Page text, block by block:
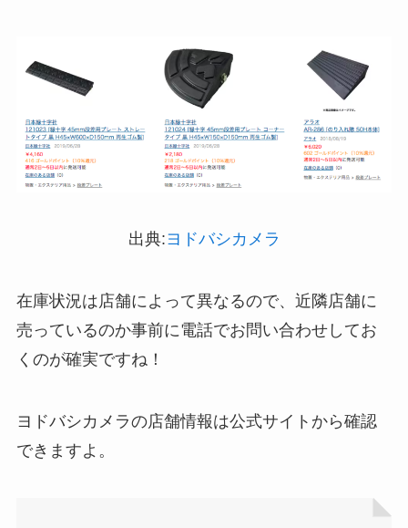
マウンテンデューはどこに売ってる？自販機やコ
ガツンと杏仁豆腐はどこに売ってる？販売終了で
インソールはどこに売ってる？100均やドラッグス
トアで買える！
LANケーブルはどこで買える？ドンキや100均に売
ってる！
出典:ヨドバシカメラ
在庫状況は店舗によって異なるので、近隣店舗に
売っているのか事前に電話でお問い合わせしてお
くのが確実ですね！
ヨドバシカメラの店舗情報は公式サイトから確認
できますよ。